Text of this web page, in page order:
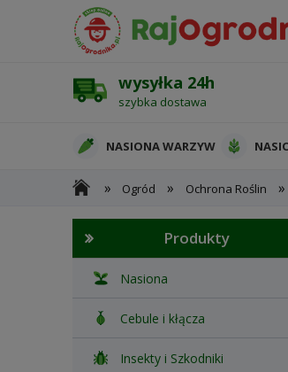
wysyłka 24h
szybka dostawa
NASIONA WARZYW
OCHRONA ROŚLIN
» Ogród » Ochrona Roślin »
Produkty
Nasiona
Cebule i kłącza
Insekty i Szkodniki